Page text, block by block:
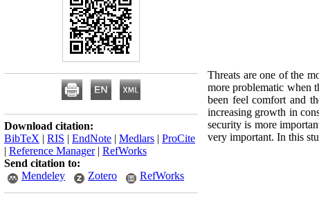
Threats are one of the
more problematic when
been feel comfort and
increasing growth in
security is more
very important. In this
Download citation:
BibTeX | RIS | EndNote | Medlars | ProCite
| Reference Manager| RefWorks
Send citation to:
Mendeley
Zotero RefWorks